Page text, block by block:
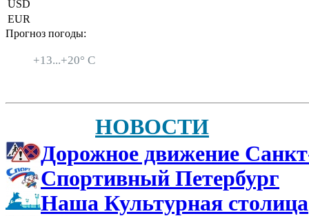
USD
EUR
Прогноз погоды:
+13...+20° C
НОВОСТИ
Дорожное движение
Спортивный Петербург
Наша Культурная столица